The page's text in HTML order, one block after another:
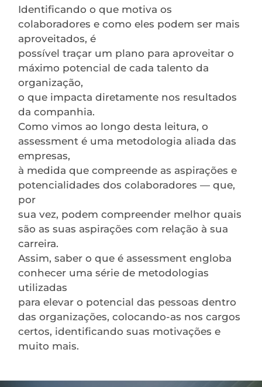
Identificando o que motiva os
colaboradores e como eles podem ser mais
aproveitados, é
possível traçar um plano para aproveitar o
máximo potencial de cada talento da
organização,
o que impacta diretamente nos resultados
da companhia.
Como vimos ao longo desta leitura, o
assessment é uma metodologia aliada das
empresas,
à medida que compreende as aspirações e
potencialidades dos colaboradores — que,
por
sua vez, podem compreender melhor quais
são as suas aspirações com relação à sua
carreira.
Assim, saber o que é assessment engloba
conhecer uma série de metodologias
utilizadas
para elevar o potencial das pessoas dentro
das organizações, colocando-as nos cargos
certos, identificando suas motivações e
muito mais.